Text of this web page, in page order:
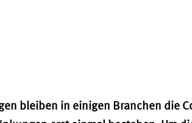
bleiben in einigen Branchen die